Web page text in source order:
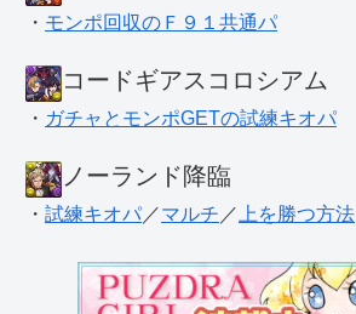
・ モンポ回収のＦ９１共通パ
コードギアスコロシアム
・ ガチャとモンポGETの試練キオパ
ノーランド降臨
・ 試練キオパ ／マルチ ／ 上を勝つ方法